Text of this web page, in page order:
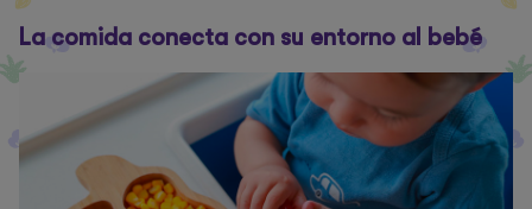
La comida conecta con su entorno al bebé